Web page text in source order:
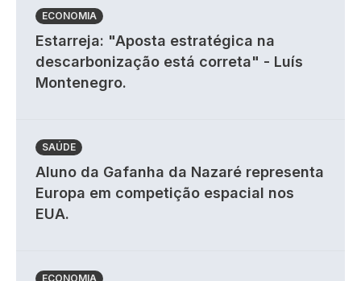
ECONOMIA
Estarreja: "Aposta estratégica na
descarbonização está correta" - Luís
Montenegro.
SAÚDE
Aluno da Gafanha da Nazaré representa
Europa em competição espacial nos
EUA.
ECONOMIA